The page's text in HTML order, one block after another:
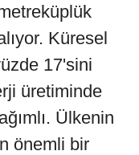
Küresel
17'sini
üretiminde
Ülkenin
önemli bir